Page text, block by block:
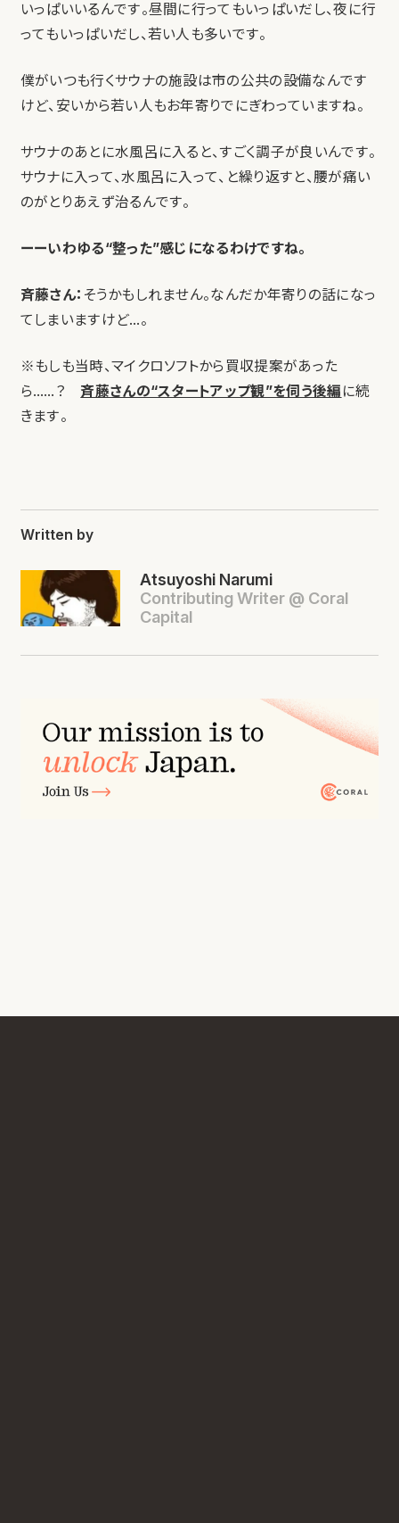
いっぱいいるんです。昼間に行ってもいっぱいだし、夜に行
ってもいっぱいだし、若い人も多いです。
僕がいつも行くサウナの施設は市の公共の設備なんです
けど、安いから若い人もお年寄りでにぎわっていますね。
サウナのあとに水風呂に入ると、すごく調子が良いんです。
サウナに入って、水風呂に入って、と繰り返すと、腰が痛い
のがとりあえず治るんです。
ーーいわゆる“整った”感じになるわけですね。
斉藤さん： そうかもしれません。なんだか年寄りの話になっ
てしまいますけど…。
※もしも当時、マイクロソフトから買収提案があった
ら……？ 斉藤さんの“スタートアップ観”を伺う後編 に続
きます。
Written by
Atsuyoshi Narumi
Contributing Writer @ Coral
Capital